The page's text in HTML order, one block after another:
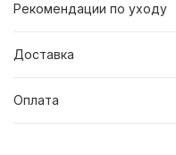
Рекомендации по уходу
Доставка
Оплата